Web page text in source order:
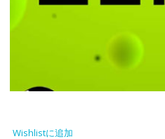
Wishlistに追加